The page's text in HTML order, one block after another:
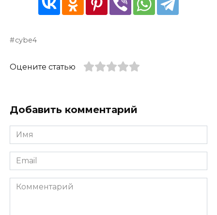
cybe4
Оцените статью
Добавить комментарий
Имя
*
Email
*
Комментарий